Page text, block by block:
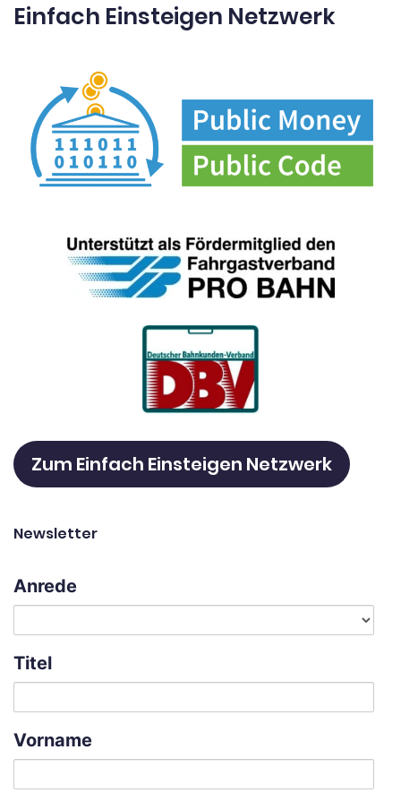
Einfach Einsteigen Netzwerk
Zum Einfach Einsteigen Netzwerk
Newsletter
Anrede
Titel
Vorname